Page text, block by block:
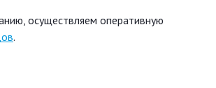
осуществляем оперативную
.